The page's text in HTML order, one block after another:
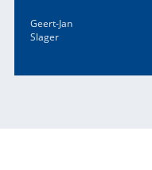
Geert-Jan
Slager